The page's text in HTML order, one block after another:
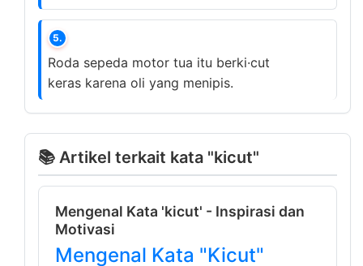
5.
Roda sepeda motor tua itu berki·cut
keras karena oli yang menipis.
📚 Artikel terkait kata "kicut"
Mengenal Kata 'kicut' - Inspirasi dan
Motivasi
Mengenal Kata "Kicut"